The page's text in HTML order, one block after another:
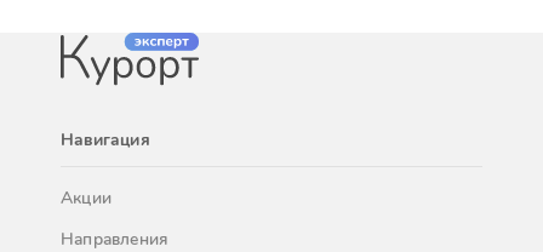
Навигация
Акции
Направления